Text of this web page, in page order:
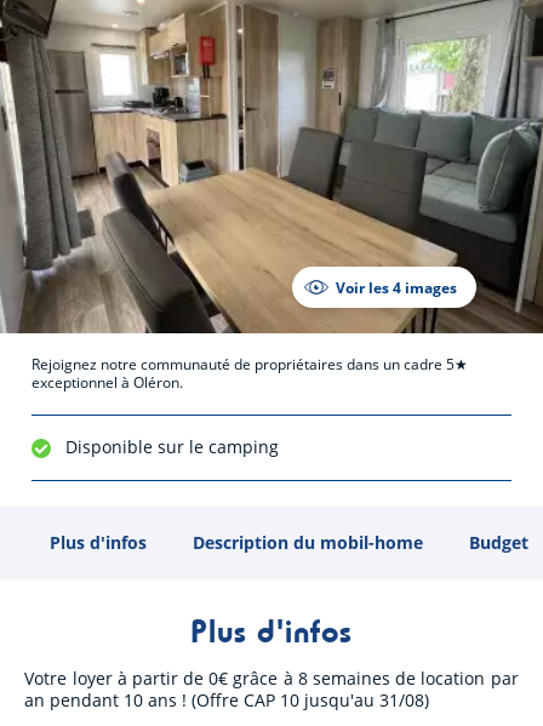
Voir les 4 images
Rejoignez notre communauté de propriétaires dans un cadre 5★
exceptionnel à Oléron.
Disponible sur le camping
Plus d'infos Description du mobil-home Budget
Plus d'infos
Votre loyer à partir de 0€ grâce à 8 semaines de location par
an pendant 10 ans ! (Offre CAP 10 jusqu'au 31/08)